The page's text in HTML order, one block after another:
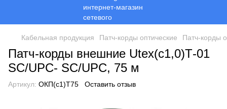
Кабельная продукция Патч-корды оптические Патч-корды
Патч-корды внешние Utex(с1,0)Т-01
SC/UPC- SC/UPC, 75 м
Артикул: ОКП(с1)Т75 Оставить отзыв